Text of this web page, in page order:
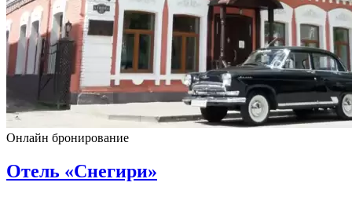
Онлайн бронирование
Отель «Снегири»